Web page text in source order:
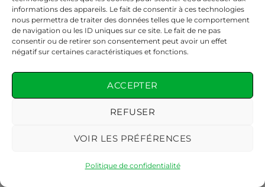
informations des appareils. Le fait de consentir à ces technologies
nous permettra de traiter des données telles que le comportement
de navigation ou les ID uniques sur ce site. Le fait de ne pas
consentir ou de retirer son consentement peut avoir un effet
négatif sur certaines caractéristiques et fonctions.
ACCEPTER
REFUSER
VOIR LES PRÉFÉRENCES
Politique de confidentialité